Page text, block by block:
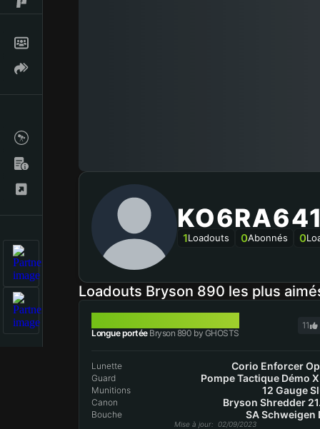
1Loadouts 0Abonnés 0
Loadouts Bryson 890 les plus
Longue portéeBryson 890 by GHOSTS
11
Lunette Corio Enforcer
Guard Pompe Tactique Démo
Munitions 12 Gauge
Canon Bryson Shredder
Bouche SA Schweigen
Mise à jour: 02/09/2023